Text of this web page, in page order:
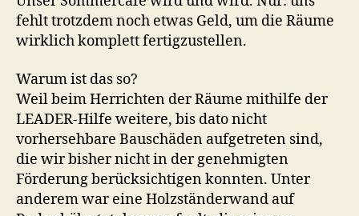
fehlt trotzdem noch etwas Geld, um die Räume
wirklich komplett fertigzustellen.
Warum ist das so?
Weil beim Herrichten der Räume mithilfe der
LEADER-Hilfe weitere, bis dato nicht
vorhersehbare Bauschäden aufgetreten sind,
die wir bisher nicht in der genehmigten
Förderung berücksichtigen konnten. Unter
anderem war eine Holzständerwand auf